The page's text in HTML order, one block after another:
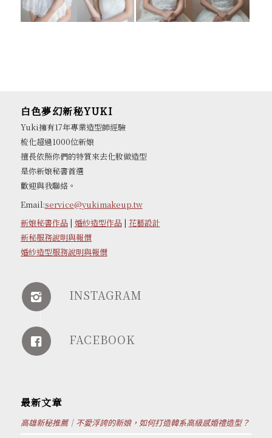
白色夢幻新秘YUKI
Yuki擁有17年專業造型師經驗
梳化超過1000位新娘
擅長依照你們的特質來去化妝做造型
是你新娘秘書首選
歡迎與我聯絡。
Email:service@yukimakeup.tw
新娘秘書作品| 婚紗造型作品| 花藝設計
新秘服務說明與報價
婚紗造型服務說明與報價
INSTAGRAM
FACEBOOK
最新文章
高雄新秘推薦｜不愛浮誇的新娘，如何打造韓系高級感婚禮造型？